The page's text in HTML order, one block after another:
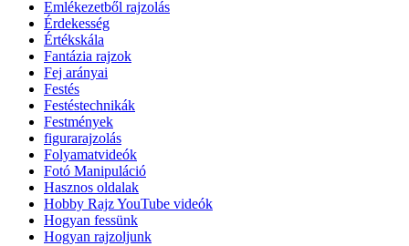
Emlékezetből rajzolás
Érdekesség
Értékskála
Fantázia rajzok
Fej arányai
Festés
Festéstechnikák
Festmények
figurarajzolás
Folyamatvideók
Fotó Manipuláció
Hasznos oldalak
Hobby Rajz YouTube videók
Hogyan fessünk
Hogyan rajzoljunk